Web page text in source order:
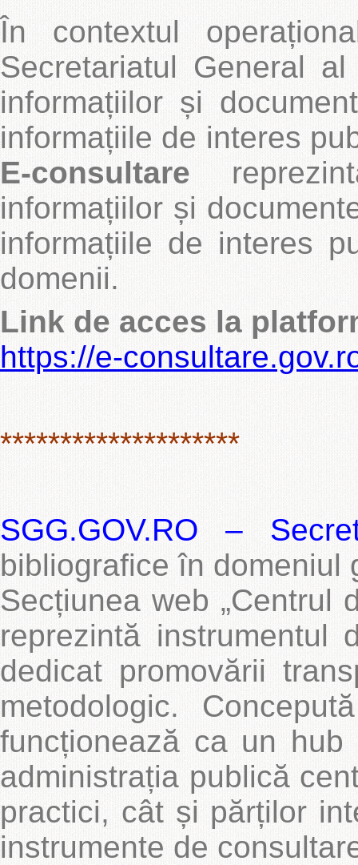
În contextul
Secretariatul General
informațiilor și
informațiile de interes
E-consultare
informațiilor și
informațiile de interes
domenii.
Link de acces la
https://e-
********************
SGG.GOV.RO –
bibliografice în domeniul
Secțiunea web „Centrul
reprezintă instrumentul
dedicat promovării
metodologic.
funcționează ca un
administrația publică
practici, cât și părților
instrumente de